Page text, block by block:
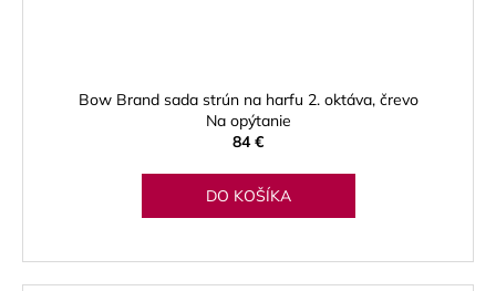
Bow Brand sada strún na harfu 2. oktáva, črevo
Na opýtanie
84 €
DO KOŠÍKA